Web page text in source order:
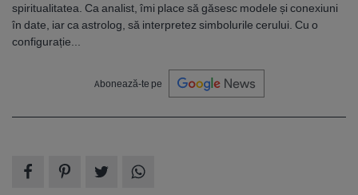
spiritualitatea. Ca analist, îmi place să găsesc modele și conexiuni
în date, iar ca astrolog, să interpretez simbolurile cerului. Cu o
configurație...
Abonează-te pe